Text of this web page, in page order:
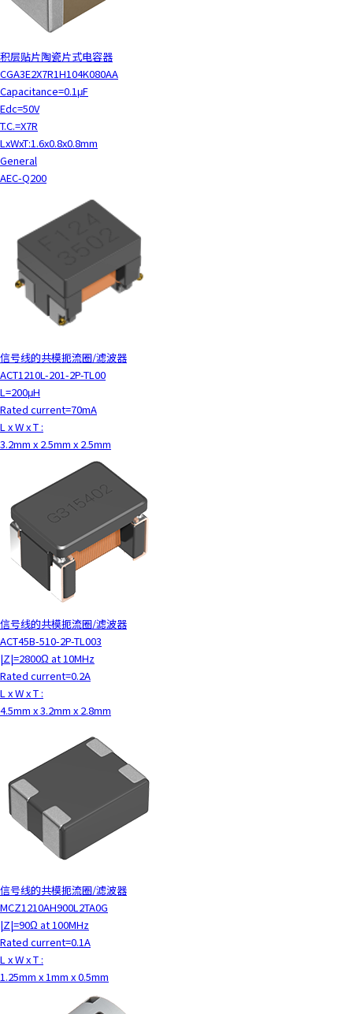
积层贴片陶瓷片式电容器
CGA3E2X7R1H104K080AA
Capacitance=0.1μF
Edc=50V
T.C.=X7R
LxWxT:1.6x0.8x0.8mm
General
AEC-Q200
信号线的共模扼流圈/滤波器
ACT1210L-201-2P-TL00
L=200μH
Rated current=70mA
L x W x T :
3.2mm x 2.5mm x 2.5mm
信号线的共模扼流圈/滤波器
ACT45B-510-2P-TL003
|Z|=2800Ω at 10MHz
Rated current=0.2A
L x W x T :
4.5mm x 3.2mm x 2.8mm
信号线的共模扼流圈/滤波器
MCZ1210AH900L2TA0G
|Z|=90Ω at 100MHz
Rated current=0.1A
L x W x T :
1.25mm x 1mm x 0.5mm